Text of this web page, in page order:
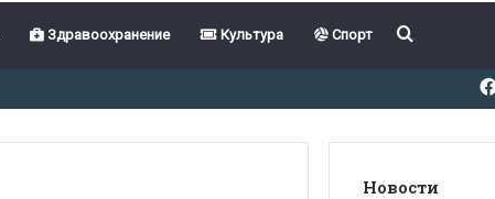
Здравоохранение Культура Спорт Іздеу
Новости